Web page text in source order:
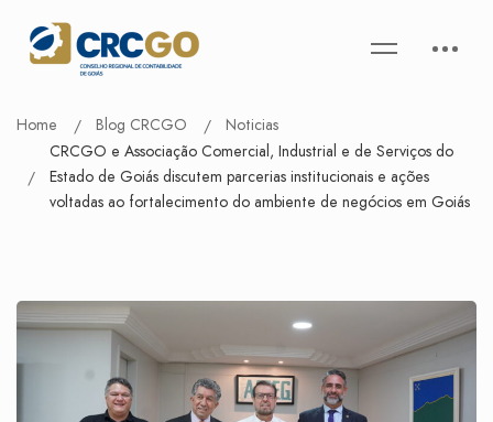
Home Blog CRCGO
Noticias
CRCGO e Associação Comercial, Industrial e de Serviços do
Estado de Goiás discutem parcerias institucionais e ações
voltadas ao fortalecimento do ambiente de negócios em Goiás